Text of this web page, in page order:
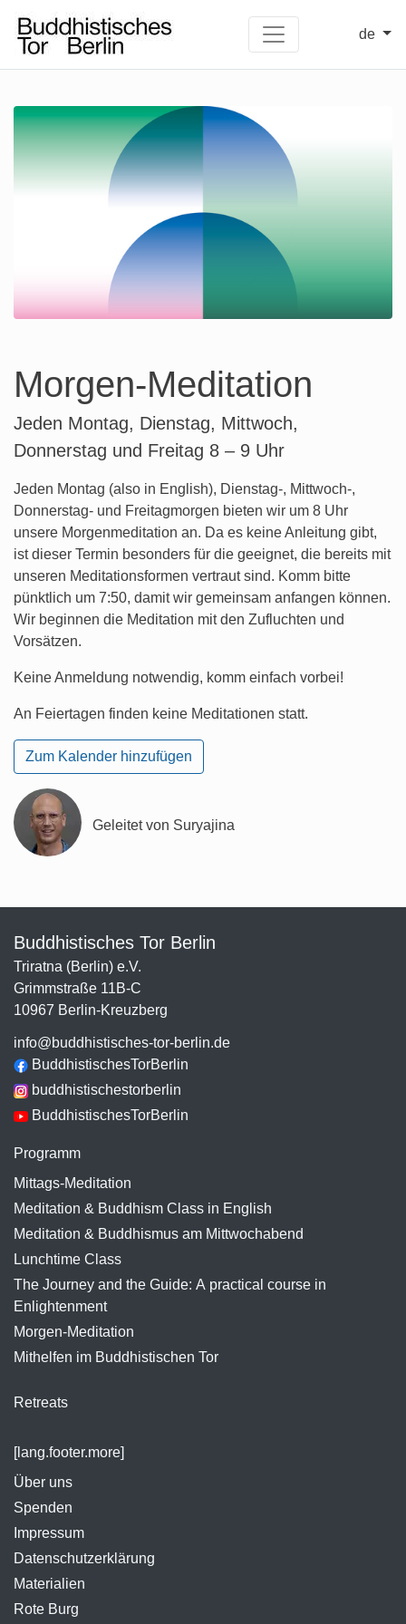
de
Morgen-Meditation
Jeden Montag, Dienstag, Mittwoch,
Donnerstag und Freitag 8 – 9 Uhr
Jeden Montag (also in English), Dienstag-, Mittwoch-,
Donnerstag- und Freitagmorgen bieten wir um 8 Uhr
unsere Morgenmeditation an. Da es keine Anleitung gibt,
ist dieser Termin besonders für die geeignet, die bereits mit
unseren Meditationsformen vertraut sind. Komm bitte
pünktlich um 7:50, damit wir gemeinsam anfangen können.
Wir beginnen die Meditation mit den Zufluchten und
Vorsätzen.
Keine Anmeldung notwendig, komm einfach vorbei!
An Feiertagen finden keine Meditationen statt.
Zum Kalender hinzufügen
Geleitet von Suryajina
Buddhistisches Tor Berlin
Triratna (Berlin) e.V.
Grimmstraße 11B-C
10967 Berlin-Kreuzberg
info@buddhistisches-tor-berlin.de
BuddhistischesTorBerlin
buddhistischestorberlin
BuddhistischesTorBerlin
Programm
Mittags-Meditation
Meditation & Buddhism Class in English
Meditation & Buddhismus am Mittwochabend
Lunchtime Class
The Journey and the Guide: A practical course in
Enlightenment
Morgen-Meditation
Mithelfen im Buddhistischen Tor
Retreats
[lang.footer.more]
Über uns
Spenden
Impressum
Datenschutzerklärung
Materialien
Rote Burg